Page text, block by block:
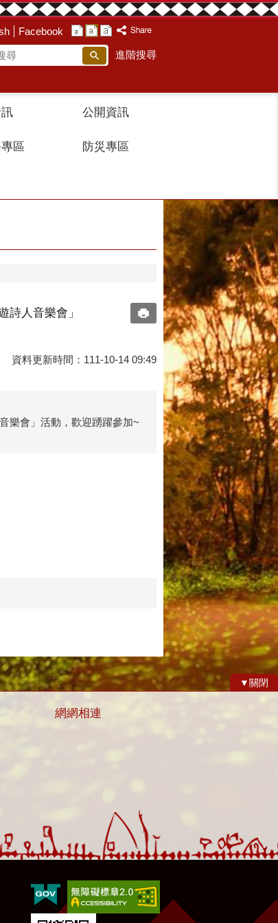
Facebook
搜
尋
進階搜尋
公開資訊
區 防災專區
詩人音樂會」
資料更新時間：111-10-14 09:49
樂會」活動，歡迎踴躍參加~
▼關閉
網網相連